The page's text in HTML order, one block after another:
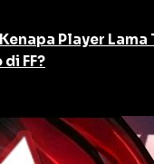
Kenapa Player
FF?